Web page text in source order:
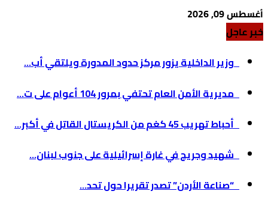
أغسطس 09, 2026
خبر عاجل
وزير الداخلية يزور مركز حدود المدورة ويلتقي أب...
مديرية الأمن العام تحتفي بمرور 104 أعوام على ت...
أحباط تهريب 45 كغم من الكريستال القاتل في أكبر...
شهيد وجريح في غارة إسرائيلية على جنوب لبنان...
“صناعة الأردن” تصدر تقريرا حول تحد...